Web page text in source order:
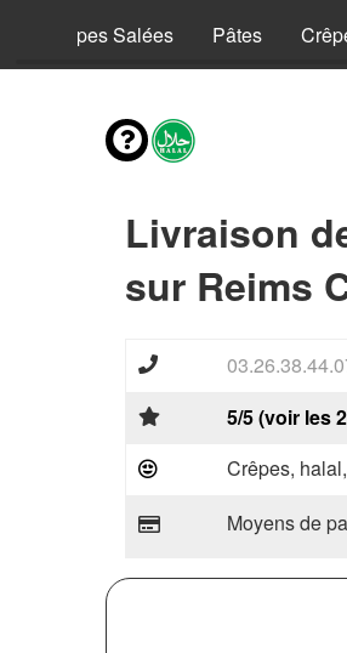
Crêpes Salées Pâtes
Livraison
sur Reims
5/5 (voir les
Crêpes,
Moyens de